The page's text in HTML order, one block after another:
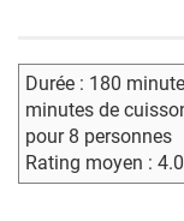
Durée : 180
minutes de
pour 8 personnes
Rating moyen :